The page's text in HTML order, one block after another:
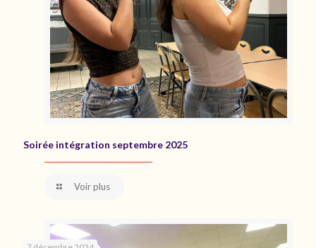
Soirée intégration septembre 2025
Voir plus